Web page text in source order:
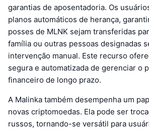
garantias de aposentadoria. Os
planos automáticos de herança,
posses de MLNK sejam transferidas
família ou outras pessoas designadas
intervenção manual. Este recurso
segura e automatizada de gerenciar o
financeiro de longo prazo.
A Malinka também desempenha um
novas criptomoedas. Ela pode ser
russos, tornando-se versátil para